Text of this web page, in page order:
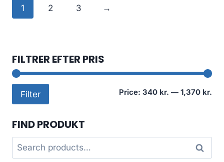
1 2 3 →
FILTRER EFTER PRIS
Filter Price: 340 kr. — 1,370 kr.
FIND PRODUKT
Search
for:
Search